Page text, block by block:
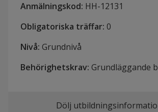
Anmälningskod: HH-12131
Obligatoriska träffar: 0
Nivå: Grundnivå
Behörighetskrav: Grundläggande
Dölj